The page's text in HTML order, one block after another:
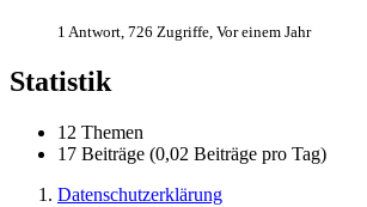
1 Antwort, 726 Zugriffe, Vor einem Jahr
Statistik
12 Themen
17 Beiträge (0,02 Beiträge pro Tag)
Datenschutzerklärung